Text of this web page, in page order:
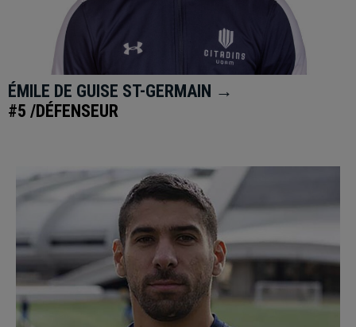
ÉMILE DE GUISE ST-GERMAIN →
#5 /DÉFENSEUR